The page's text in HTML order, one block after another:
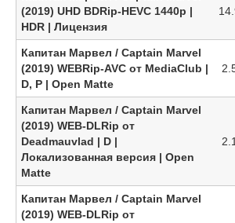
(2019) UHD BDRip-HEVC 1440p |
HDR | Лицензия
Капитан Марвел / Captain Marvel
(2019) WEBRip-AVC от MediaClub |
D, P | Open Matte
Капитан Марвел / Captain Marvel
(2019) WEB-DLRip от
Deadmauvlad | D |
Локализованная версия | Open
Matte
Капитан Марвел / Captain Marvel
(2019) WEB-DLRip от